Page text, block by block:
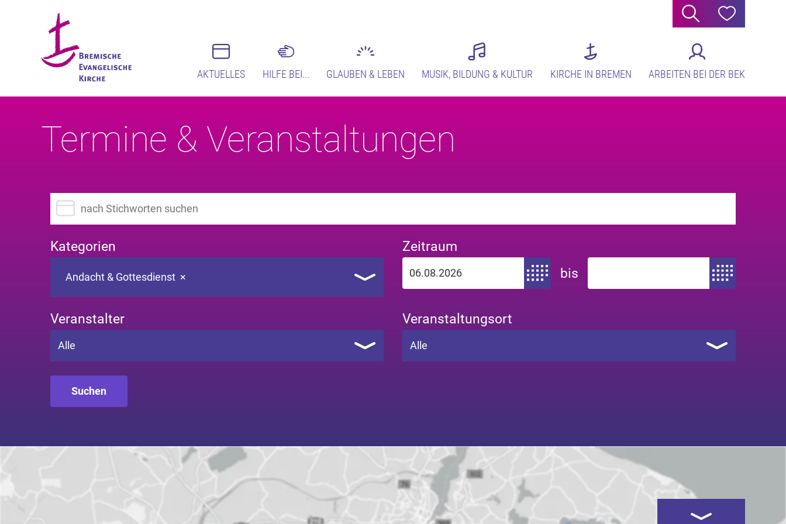
Suche Hilfe
AKTUELLES HILFE BEI... GLAUBEN & LEBEN MUSIK, BILDUNG & KULTUR KIRCHE IN BREMEN ARBEITEN BEI DER BEK
Termine & Veranstaltungen
Suchbegriff eingeben
Kategorien
×
Andacht & Gottesdienst
Zeitraum
Zeitraum von
bis Zeitraum bis
Veranstalter
Alle
Veranstaltungsort
Alle
Kartenansicht öffnen